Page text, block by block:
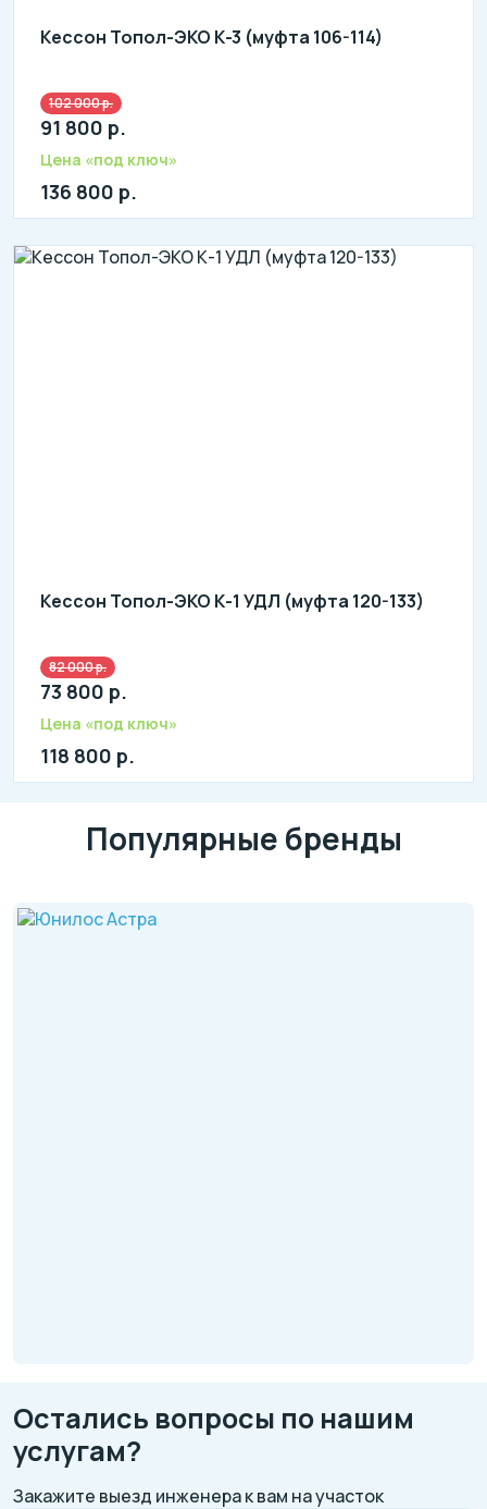
Кессон Топол-ЭКО К-3 (муфта 106-114)
102 000 р.
91 800 р.
Цена «под ключ»
136 800 р.
Кессон Топол-ЭКО К-1 УДЛ (муфта 120-133)
82 000 р.
73 800 р.
Цена «под ключ»
118 800 р.
Популярные бренды
Остались вопросы по нашим
услугам?
Закажите выезд инженера к вам на участок